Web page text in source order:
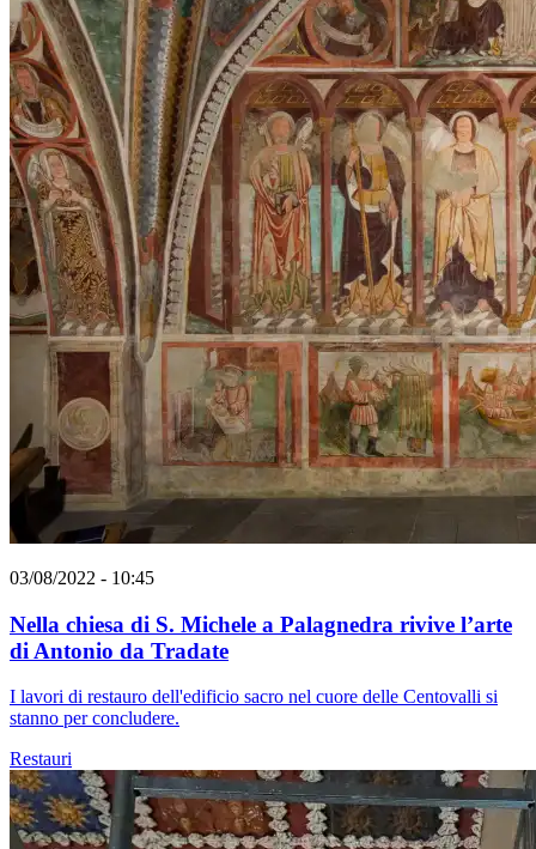
03/08/2022 - 10:45
Nella chiesa di S. Michele a Palagnedra rivive l’arte
di Antonio da Tradate
I lavori di restauro dell'edificio sacro nel cuore delle Centovalli si
stanno per concludere.
Restauri